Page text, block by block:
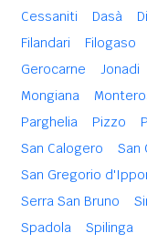
Cessaniti
Dasà
Filandari
Filogaso
Gerocarne
Jonadi
Mongiana
Parghelia
Pizzo
San Calogero
San
San Gregorio
Serra San Bruno
Spadola
Spilinga